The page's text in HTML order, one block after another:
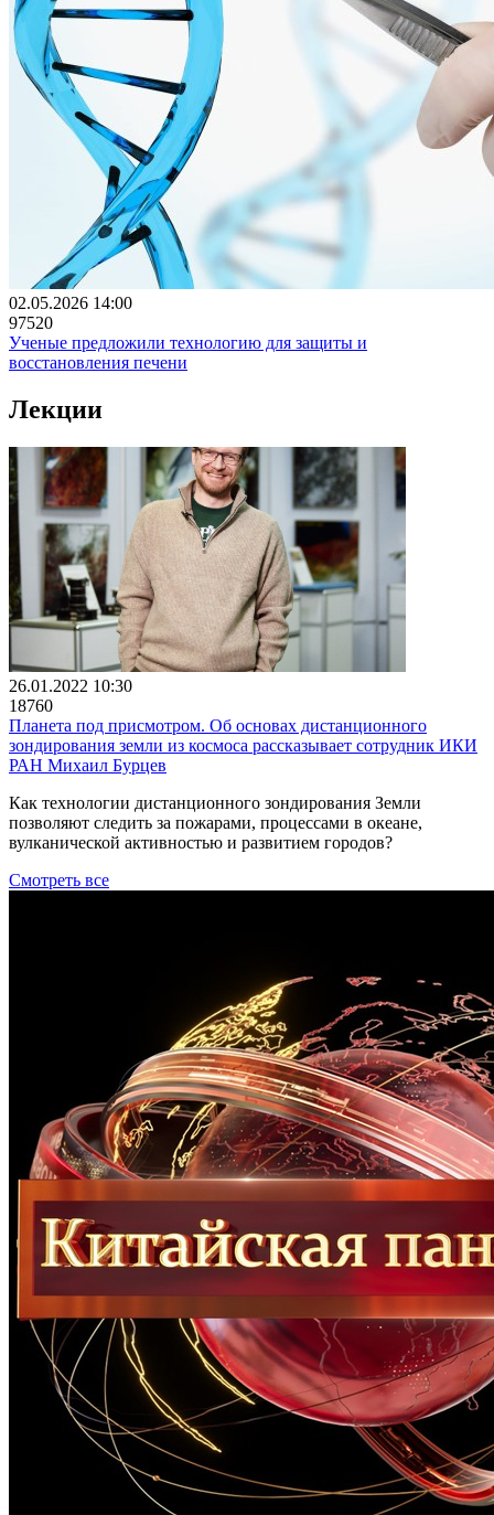
02.05.2026 14:00
97520
Ученые предложили технологию для защиты и
восстановления печени
Лекции
26.01.2022 10:30
18760
Планета под присмотром. Об основах дистанционного
зондирования земли из космоса рассказывает сотрудник ИКИ
РАН Михаил Бурцев
Как технологии дистанционного зондирования Земли
позволяют следить за пожарами, процессами в океане,
вулканической активностью и развитием городов?
Смотреть все